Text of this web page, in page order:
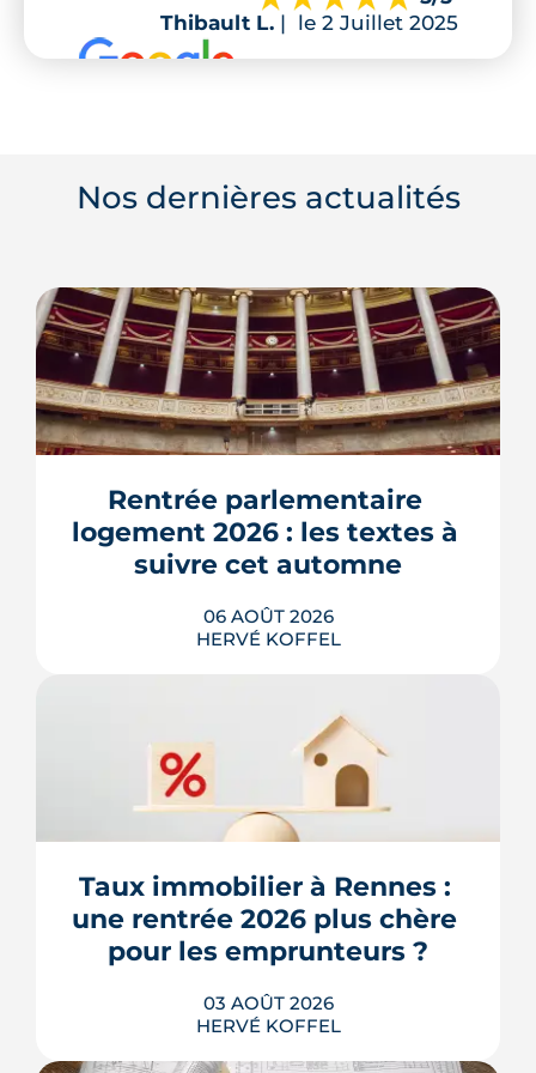
Thibault L. | le 2 Juillet 2025
Nos dernières actualités
Rentrée parlementaire
logement 2026 : les textes à
suivre cet automne
06 AOÛT 2026
HERVÉ KOFFEL
Après un printemps d'annonces,
l'automne 2026 sera l'heure de vérité
pour le logement. Trois dossiers
parlementaires, du projet de loi
qui devient vraiment applicable pour
les propriétaires, les bailleurs et les
acheteurs.
LIRE L'ARTICLE
Taux immobilier à Rennes :
une rentrée 2026 plus chère
pour les emprunteurs ?
03 AOÛT 2026
HERVÉ KOFFEL